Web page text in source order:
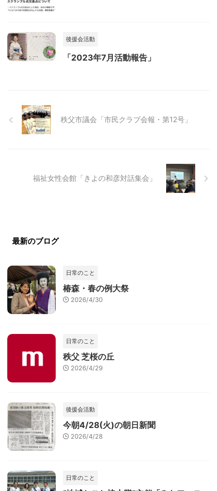
後援会活動
「2023年7月活動報告」
秩父市議会「市民クラブ会報・第12号」
福祉女性会館「きよの和彦対話集会」
最新のブログ
日常のこと
椿森・春の例大祭
2026/4/30
日常のこと
秩父 芝桜の丘
2026/4/29
後援会活動
今朝4/28(火)の朝日新聞
2026/4/28
日常のこと